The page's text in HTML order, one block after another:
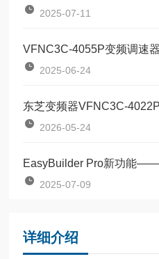
2025-07-11
2025-06-24
2026-05-24
2025-07-09
详细介绍